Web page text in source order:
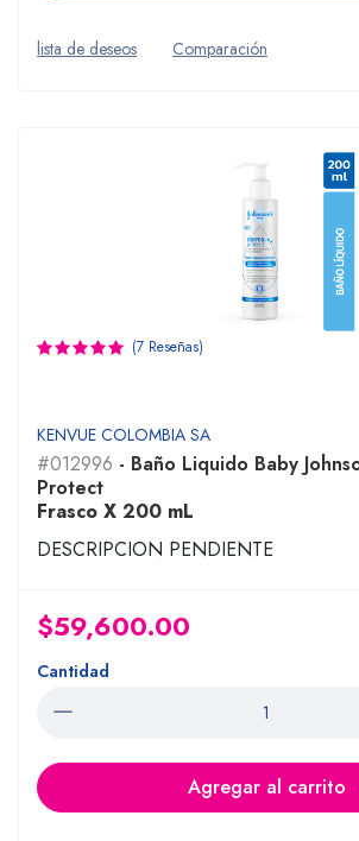
lista de deseos Comparación
(7 Reseñas)
KENVUE COLOMBIA SA
#012996 - Baño Liquido Baby
Protect
Frasco X 200 mL
DESCRIPCION PENDIENTE
$59,600.00
Cantidad
Agregar al carrito